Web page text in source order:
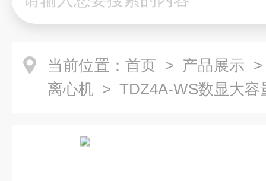
当前位置： 首页 > 产品展示
离心机 > TDZ4A-WS数显大容